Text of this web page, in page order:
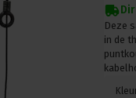
Deze
in de